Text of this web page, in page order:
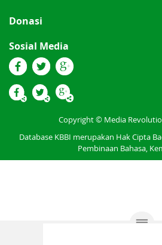
Donasi
Sosial Media
Copyright © Media
Database KBBI merupakan Hak Cipta
Pembinaan Bahasa,